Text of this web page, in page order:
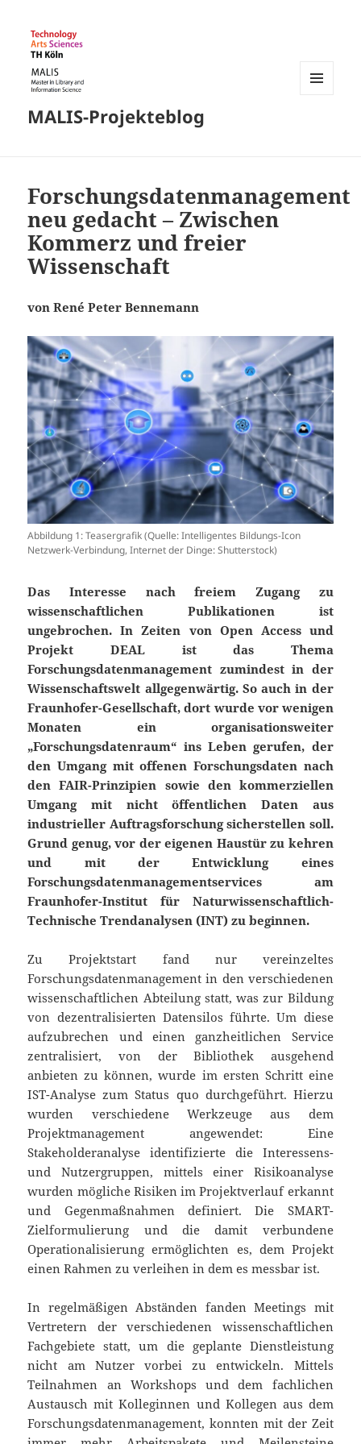
MALIS-Projekteblog
Forschungsdatenmanagement
neu gedacht – Zwischen
Kommerz und freier
Wissenschaft
von René Peter Bennemann
Abbildung 1: Teasergrafik (Quelle: Intelligentes Bildungs-Icon
Netzwerk-Verbindung, Internet der Dinge: Shutterstock)
Das Interesse nach freiem Zugang zu
wissenschaftlichen Publikationen ist
ungebrochen. In Zeiten von Open Access und
Projekt DEAL ist das Thema
Forschungsdatenmanagement zumindest in der
Wissenschaftswelt allgegenwärtig. So auch in der
Fraunhofer-Gesellschaft, dort wurde vor wenigen
Monaten ein organisationsweiter
„Forschungsdatenraum“ ins Leben gerufen, der
den Umgang mit offenen Forschungsdaten nach
den FAIR-Prinzipien sowie den kommerziellen
Umgang mit nicht öffentlichen Daten aus
industrieller Auftragsforschung sicherstellen soll.
Grund genug, vor der eigenen Haustür zu kehren
und mit der Entwicklung eines
Forschungsdatenmanagementservices am
Fraunhofer-Institut für Naturwissenschaftlich-
Technische Trendanalysen (INT) zu beginnen.
Zu Projektstart fand nur vereinzeltes
Forschungsdatenmanagement in den verschiedenen
wissenschaftlichen Abteilung statt, was zur Bildung
von dezentralisierten Datensilos führte. Um diese
aufzubrechen und einen ganzheitlichen Service
zentralisiert, von der Bibliothek ausgehend
anbieten zu können, wurde im ersten Schritt eine
IST-Analyse zum Status quo durchgeführt. Hierzu
wurden verschiedene Werkzeuge aus dem
Projektmanagement angewendet: Eine
Stakeholderanalyse identifizierte die Interessens-
und Nutzergruppen, mittels einer Risikoanalyse
wurden mögliche Risiken im Projektverlauf erkannt
und Gegenmaßnahmen definiert. Die SMART-
Zielformulierung und die damit verbundene
Operationalisierung ermöglichten es, dem Projekt
einen Rahmen zu verleihen in dem es messbar ist.
In regelmäßigen Abständen fanden Meetings mit
Vertretern der verschiedenen wissenschaftlichen
Fachgebiete statt, um die geplante Dienstleistung
nicht am Nutzer vorbei zu entwickeln. Mittels
Teilnahmen an Workshops und dem fachlichen
Austausch mit Kolleginnen und Kollegen aus dem
Forschungsdatenmanagement, konnten mit der Zeit